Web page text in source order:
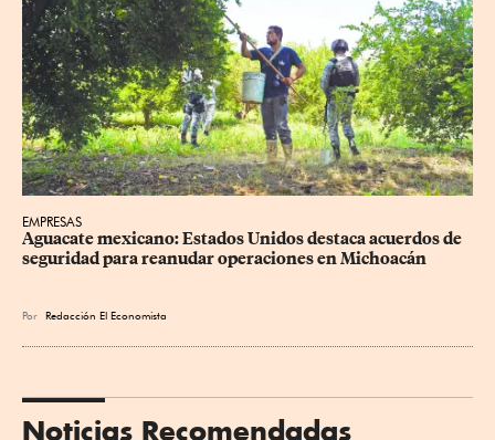
EMPRESAS
Aguacate mexicano: Estados Unidos destaca acuerdos de
seguridad para reanudar operaciones en Michoacán
Por Redacción El Economista
Noticias Recomendadas